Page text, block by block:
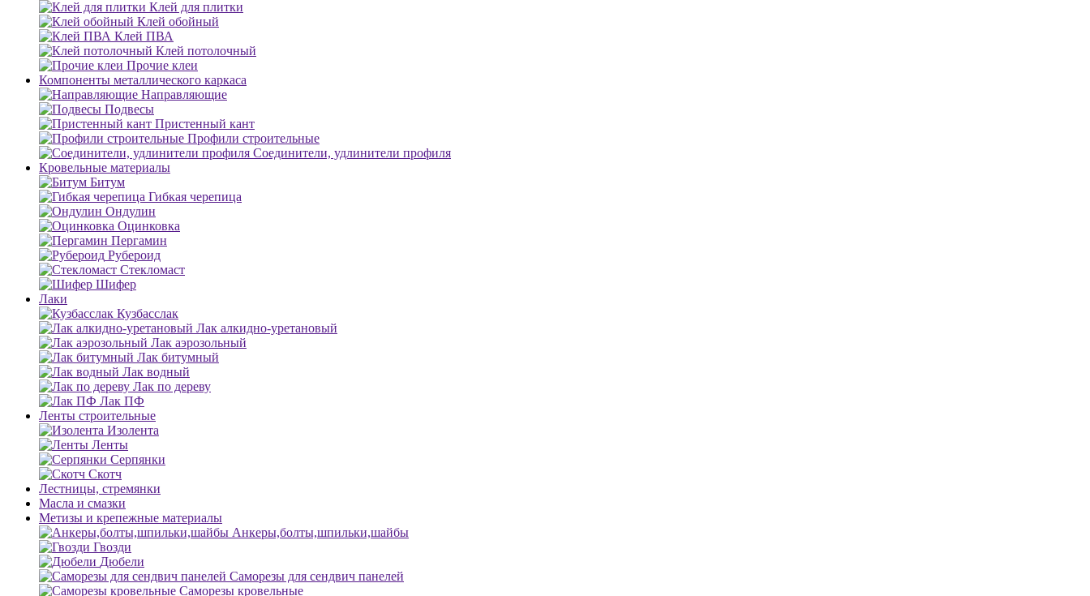
Клей для плитки
Клей обойный
Клей ПВА
Клей потолочный
Прочие клеи
Компоненты металлического каркаса
Направляющие
Подвесы
Пристенный кант
Профили строительные
Соединители, удлинители профиля
Кровельные материалы
Битум
Гибкая черепица
Ондулин
Оцинковка
Пергамин
Рубероид
Стекломаст
Шифер
Лаки
Кузбасслак
Лак алкидно-уретановый
Лак аэрозольный
Лак битумный
Лак водный
Лак по дереву
Лак ПФ
Ленты строительные
Изолента
Ленты
Серпянки
Скотч
Лестницы, стремянки
Масла и смазки
Метизы и крепежные материалы
Анкеры,болты,шпильки,шайбы
Гвозди
Дюбели
Саморезы для сендвич панелей
Саморезы кровельные